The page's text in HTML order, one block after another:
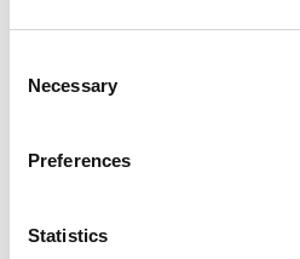
Selection
Necessary
Preferences
Statistics
oggi sarà Itaca, patria di
poema di Omero “Odissea”. Da
avrebbe pensato l’ormai
suo approdo dopo tanti anni
capire che offre molti punti in
magnifica giornata di